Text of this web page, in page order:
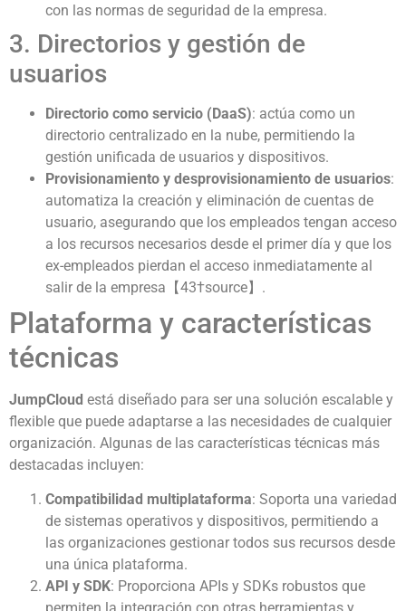
con las normas de seguridad de la empresa.
3. Directorios y gestión de
usuarios
Directorio como servicio (DaaS): actúa como un
directorio centralizado en la nube, permitiendo la
gestión unificada de usuarios y dispositivos.
Provisionamiento y desprovisionamiento de usuarios:
automatiza la creación y eliminación de cuentas de
usuario, asegurando que los empleados tengan acceso
a los recursos necesarios desde el primer día y que los
ex-empleados pierdan el acceso inmediatamente al
salir de la empresa【43†source】.
Plataforma y características
técnicas
JumpCloud está diseñado para ser una solución escalable y
flexible que puede adaptarse a las necesidades de cualquier
organización. Algunas de las características técnicas más
destacadas incluyen:
Compatibilidad multiplataforma: Soporta una variedad
de sistemas operativos y dispositivos, permitiendo a
las organizaciones gestionar todos sus recursos desde
una única plataforma.
API y SDK: Proporciona APIs y SDKs robustos que